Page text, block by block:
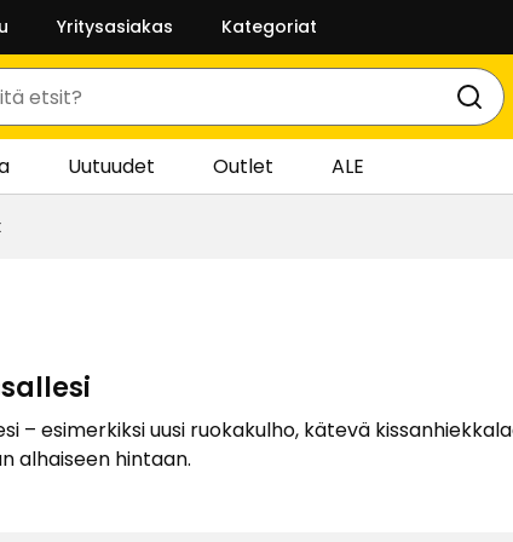
Yritysasiakas Kategoriat
Uutuudet Outlet ALE
– esimerkiksi uusi ruokakulho, kätevä
alhaiseen hintaan.